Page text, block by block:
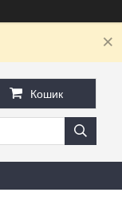
Кошик